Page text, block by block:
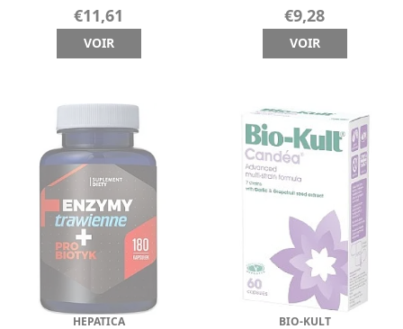
€11,61
VOIR
€9,28
VOIR
HEPATICA BIO-KULT